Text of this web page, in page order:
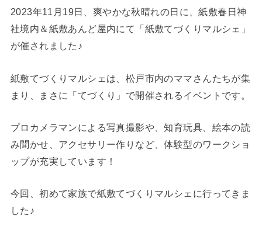
2023年11月19日、爽やかな秋晴れの日に、紙敷春日神
社境内＆紙敷あんど屋内にて「紙敷てづくりマルシェ」
が催されました♪
紙敷てづくりマルシェは、松戸市内のママさんたちが集
まり、まさに「てづくり」で開催されるイベントです。
プロカメラマンによる写真撮影や、知育玩具、絵本の読
み聞かせ、アクセサリー作りなど、体験型のワークショ
ップが充実しています！
今回、初めて家族で紙敷てづくりマルシェに行ってきま
した♪